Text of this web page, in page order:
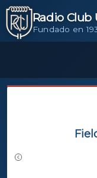
Radio Club
Fundado en